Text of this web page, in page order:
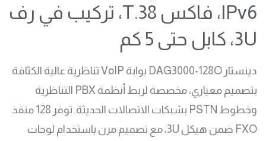
IPv6، فاكس T.38، تركيب في رف
3U، كابل حتى 5 كم
دينستار DAG3000-128O بوابة VoIP تناظرية عالية الكثافة
بتصميم معياري، مخصصة لربط أنظمة PBX التناظرية
وخطوط PSTN بشبكات الاتصالات الحديثة. توفر 128 منفذ
FXO ضمن هيكل 3U، مع تصميم مرن باستخدام لوحات